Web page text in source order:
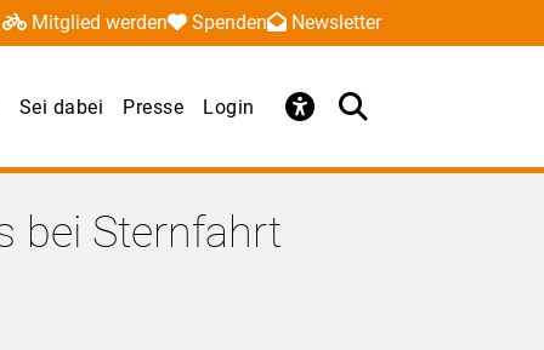
Mitglied werden Spenden Newsletter
Sei dabei Presse Login
bei Sternfahrt